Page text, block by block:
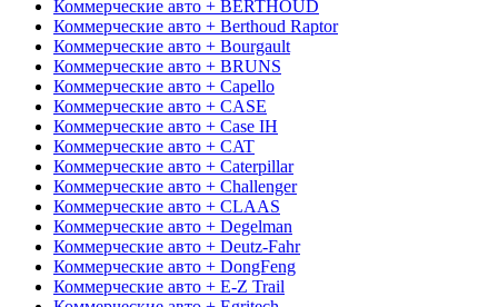
Коммерческие авто + BERTHOUD
Коммерческие авто + Berthoud Raptor
Коммерческие авто + Bourgault
Коммерческие авто + BRUNS
Коммерческие авто + Capello
Коммерческие авто + CASE
Коммерческие авто + Case IH
Коммерческие авто + CAT
Коммерческие авто + Caterpillar
Коммерческие авто + Challenger
Коммерческие авто + CLAAS
Коммерческие авто + Degelman
Коммерческие авто + Deutz-Fahr
Коммерческие авто + DongFeng
Коммерческие авто + E-Z Trail